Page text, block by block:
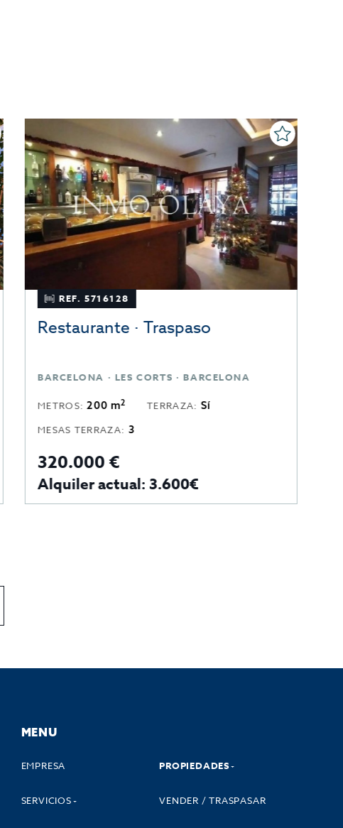
REF. 5716128
Restaurante · Traspaso
BARCELONA · LES CORTS · BARCELONA
METROS: 200 m2 TERRAZA: Sí
MESAS TERRAZA: 3
320.000 €
Alquiler actual: 3.600€
MENU
EMPRESA PROPIEDADES
SERVICIOS VENDER / TRASPASAR